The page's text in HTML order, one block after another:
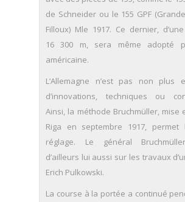
de Schneider ou le 155 GPF
Filloux) Mle 1917. Ce dernier,
16 300 m, sera même adopté
américaine.
L’Allemagne n’est pas non plus
d’innovations, techniques ou
Ainsi, la méthode Bruchmüller,
Riga en septembre 1917,
réglage. Le général
d’ailleurs lui aussi sur les travaux
Erich Pulkowski.
La course à la portée a continué